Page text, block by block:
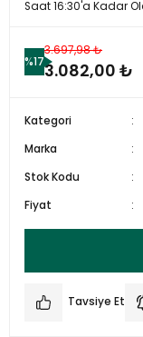
Saat 16:30'a Kadar
%17
3.697,98 ₺
3.082,00 ₺
Kategori
Marka
Stok Kodu
Fiyat
Tavsiye Et